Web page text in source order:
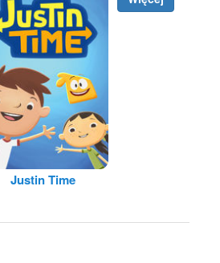
Justin Time